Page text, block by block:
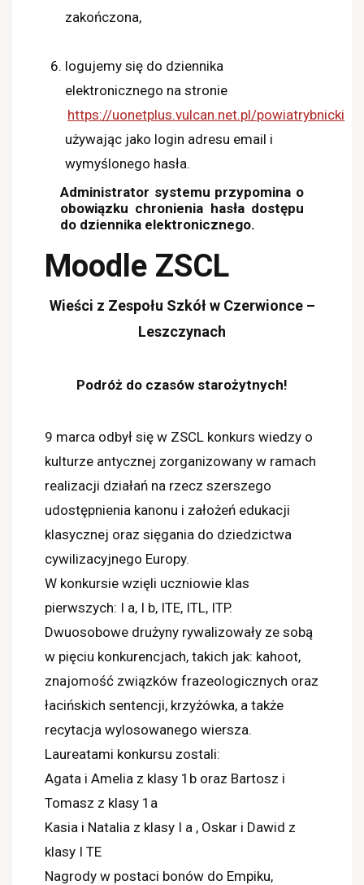
zakończona,
logujemy się do dziennika
elektronicznego na stronie
https://uonetplus.vulcan.net.pl/powiatrybnicki
używając jako login adresu email i
wymyślonego hasła.
Administrator systemu przypomina o
obowiązku chronienia hasła dostępu
do dziennika elektronicznego.
Moodle ZSCL
Wieści z Zespołu Szkół w Czerwionce –
Leszczynach
Podróż do czasów starożytnych!
9 marca odbył się w ZSCL konkurs wiedzy o
kulturze antycznej zorganizowany w ramach
realizacji działań na rzecz szerszego
udostępnienia kanonu i założeń edukacji
klasycznej oraz sięgania do dziedzictwa
cywilizacyjnego Europy.
W konkursie wzięli uczniowie klas
pierwszych: I a, I b, ITE, ITL, ITP.
Dwuosobowe drużyny rywalizowały ze sobą
w pięciu konkurencjach, takich jak: kahoot,
znajomość związków frazeologicznych oraz
łacińskich sentencji, krzyżówka, a także
recytacja wylosowanego wiersza.
Laureatami konkursu zostali:
Agata i Amelia z klasy 1b oraz Bartosz i
Tomasz z klasy 1a
Kasia i Natalia z klasy I a , Oskar i Dawid z
klasy I TE
Nagrody w postaci bonów do Empiku,